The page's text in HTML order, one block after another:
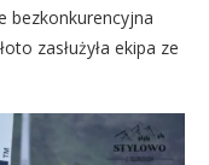
bezkonkurencyjna
zasłużyła ekipa ze